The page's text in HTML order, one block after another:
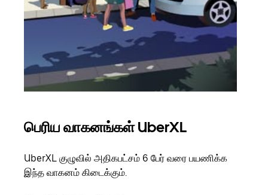
பெரிய வாகனங்கள் UberXL
UberXL குழுவில் அதிகபட்சம் 6 பேர் வரை பயணிக்க
இந்த வாகனம் கிடைக்கும்.